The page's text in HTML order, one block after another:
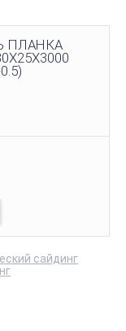
ПЛАНКА
сайдинг